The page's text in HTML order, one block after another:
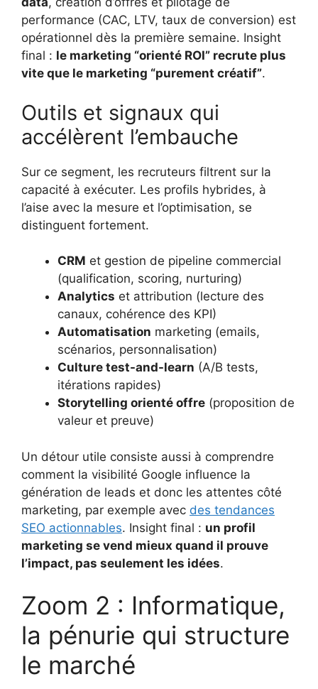
performance (CAC, LTV, taux de conversion) est
opérationnel dès la première semaine. Insight
final : le marketing “orienté ROI” recrute plus
vite que le marketing “purement créatif”.
Outils et signaux qui
accélèrent l’embauche
Sur ce segment, les recruteurs filtrent sur la
capacité à exécuter. Les profils hybrides, à
l’aise avec la mesure et l’optimisation, se
distinguent fortement.
CRM et gestion de pipeline commercial
(qualification, scoring, nurturing)
Analytics et attribution (lecture des
canaux, cohérence des KPI)
Automatisation marketing (emails,
scénarios, personnalisation)
Culture test-and-learn (A/B tests,
itérations rapides)
Storytelling orienté offre (proposition de
valeur et preuve)
Un détour utile consiste aussi à comprendre
comment la visibilité Google influence la
génération de leads et donc les attentes côté
marketing, par exemple avec des tendances
SEO actionnables. Insight final : un profil
marketing se vend mieux quand il prouve
l’impact, pas seulement les idées.
Zoom 2 : Informatique,
la pénurie qui structure
le marché